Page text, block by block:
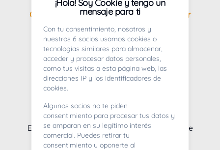
Cachorros en venta de Golden retriever
Whoops! Lo sentimos mucho
En estos momentos no tenemos camadas de
cachorros disponibles
¡Hola! Soy Cookie y tengo un
mensaje para ti
Con tu consentimiento, nosotros y
nuestros 6 socios usamos cookies o
tecnologías similares para almacenar,
acceder y procesar datos personales,
como tus visitas a esta página web, las
direcciones IP y los identificadores de
cookies.
Algunos socios no te piden
consentimiento para procesar tus datos y
se amparan en su legítimo interés
comercial. Puedes retirar tu
consentimiento u oponerte al